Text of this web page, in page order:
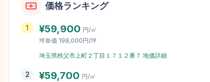
価格ランキング
1 ¥59,900 円/㎡
坪単価 198,000円/坪
埼玉県秩父市上町２丁目１７１２番７ 地価詳細
2 ¥59,700 円/㎡